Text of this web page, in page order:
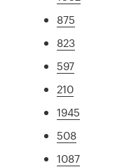
875
823
597
210
1945
508
1087